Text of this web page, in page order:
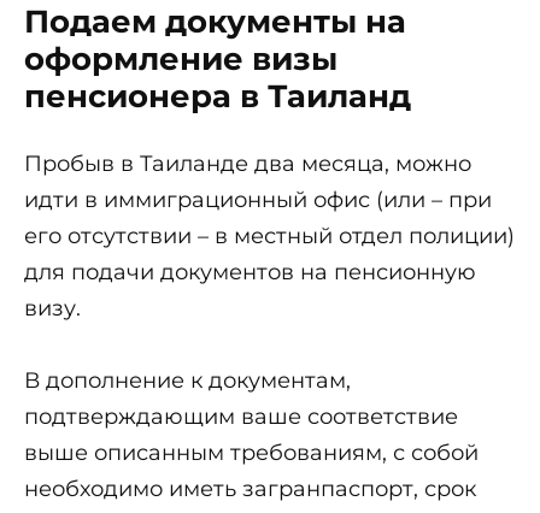
Подаем документы на
оформление визы
пенсионера в Таиланд
Пробыв в Таиланде два месяца, можно
идти в иммиграционный офис (или – при
его отсутствии – в местный отдел полиции)
для подачи документов на пенсионную
визу.
В дополнение к документам,
подтверждающим ваше соответствие
выше описанным требованиям, с собой
необходимо иметь загранпаспорт, срок